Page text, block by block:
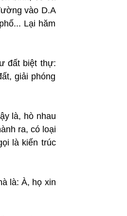
vào D.A
Lại hăm
đất biệt thự:
giải phóng
là, hò nhau
ra, có loại
là kiến trúc
là: À, họ xin